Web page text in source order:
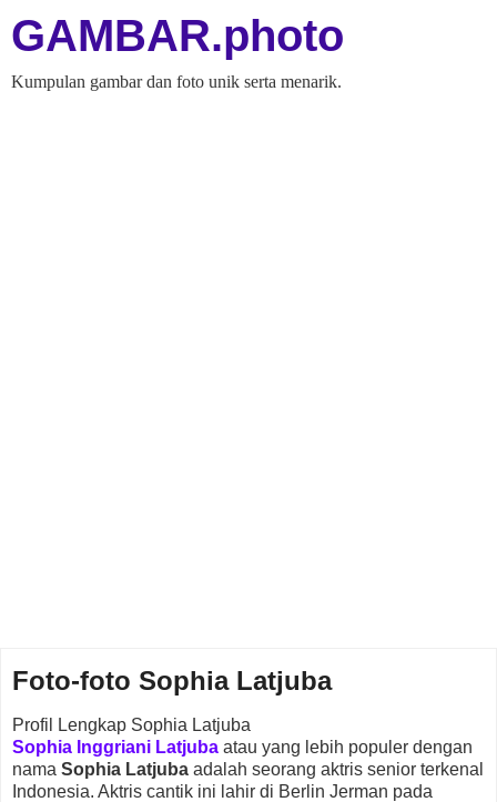
GAMBAR.photo
Kumpulan gambar dan foto unik serta menarik.
Foto-foto Sophia Latjuba
Profil Lengkap Sophia Latjuba
Sophia Inggriani Latjuba atau yang lebih populer dengan
nama Sophia Latjuba adalah seorang aktris senior terkenal
Indonesia. Aktris cantik ini lahir di Berlin Jerman pada